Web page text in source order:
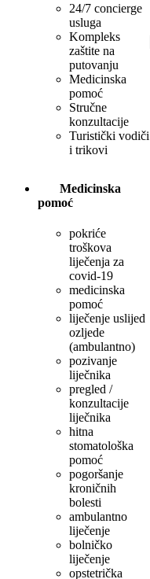
24/7 concierge
usluga
Kompleks
zaštite na
putovanju
Medicinska
pomoć
Stručne
konzultacije
Turistički vodiči
i trikovi
Medicinska
pomoć
pokriće
troškova
liječenja za
covid-19
medicinska
pomoć
liječenje uslijed
ozljede
(ambulantno)
pozivanje
liječnika
pregled /
konzultacije
liječnika
hitna
stomatološka
pomoć
pogoršanje
kroničnih
bolesti
ambulantno
liječenje
bolničko
liječenje
opstetrička